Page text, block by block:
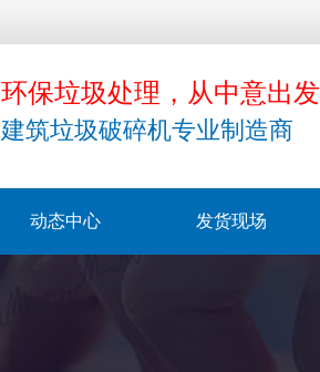
环保垃圾处理，从中意出发
建筑垃圾破碎机专业制造商
动态中心 发货现场